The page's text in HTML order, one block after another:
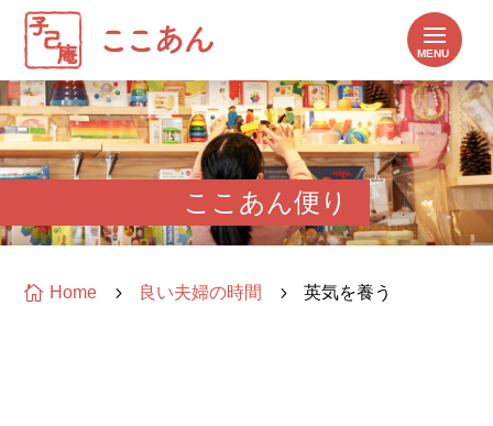
ここあん便り
 Home 5 良い夫婦の時間 5 英気を養う